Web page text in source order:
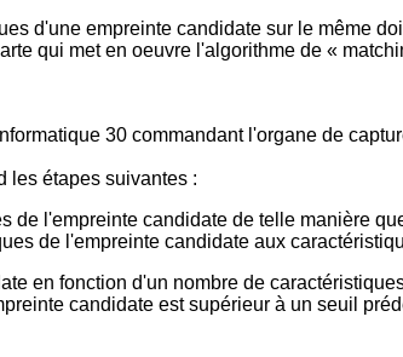
d'une empreinte candidate sur le même
qui met en oeuvre l'algorithme de «
30 commandant l'organe de
les étapes suivantes :
de l'empreinte candidate de telle manière
de l'empreinte candidate aux
en fonction d'un nombre de
candidate est supérieur à un seuil